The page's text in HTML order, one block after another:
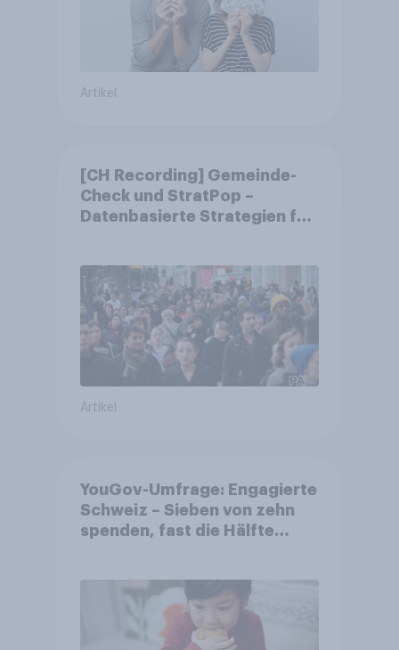
Artikel
[CH Recording] Gemeinde-
Check und StratPop –
Datenbasierte Strategien für
Artikel
YouGov-Umfrage: Engagierte
Schweiz – Sieben von zehn
spenden, fast die Hälfte